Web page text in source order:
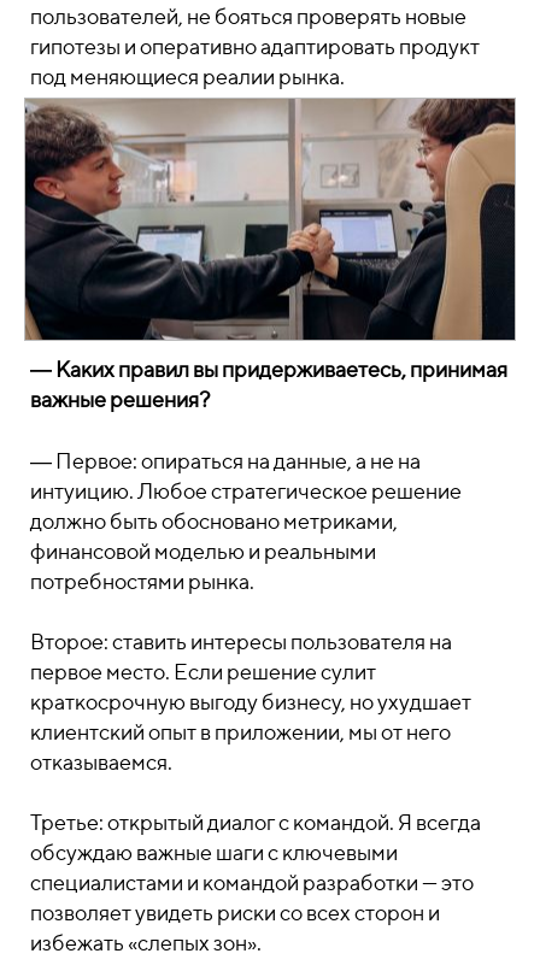
пользователей, не бояться проверять новые
гипотезы и оперативно адаптировать продукт
под меняющиеся реалии рынка.
― Каких правил вы придерживаетесь, принимая
важные решения?
― Первое: опираться на данные, а не на
интуицию. Любое стратегическое решение
должно быть обосновано метриками,
финансовой моделью и реальными
потребностями рынка.
Второе: ставить интересы пользователя на
первое место. Если решение сулит
краткосрочную выгоду бизнесу, но ухудшает
клиентский опыт в приложении, мы от него
отказываемся.
Третье: открытый диалог с командой. Я всегда
обсуждаю важные шаги с ключевыми
специалистами и командой разработки — это
позволяет увидеть риски со всех сторон и
избежать «слепых зон».